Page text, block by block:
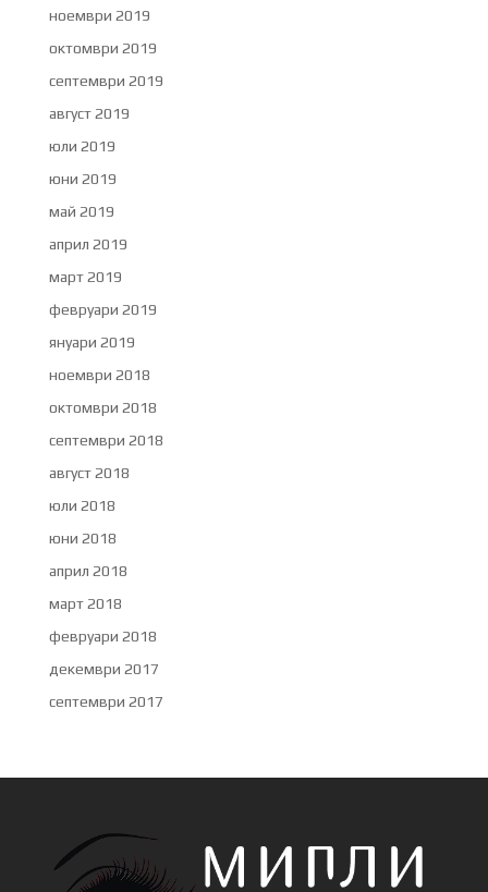
ноември 2019
октомври 2019
септември 2019
август 2019
юли 2019
юни 2019
май 2019
април 2019
март 2019
февруари 2019
януари 2019
ноември 2018
октомври 2018
септември 2018
август 2018
юли 2018
юни 2018
април 2018
март 2018
февруари 2018
декември 2017
септември 2017